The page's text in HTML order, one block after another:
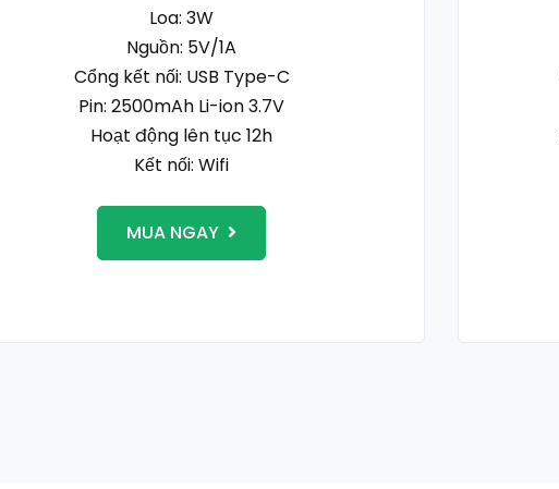
Loa: 3W
Nguồn: 5V/1A
Cổng kết nối: USB Type-C
Pin: 2500mAh Li-ion 3.7V
Hoạt động lên tục 12h
Kết nối: Wifi
MUA NGAY